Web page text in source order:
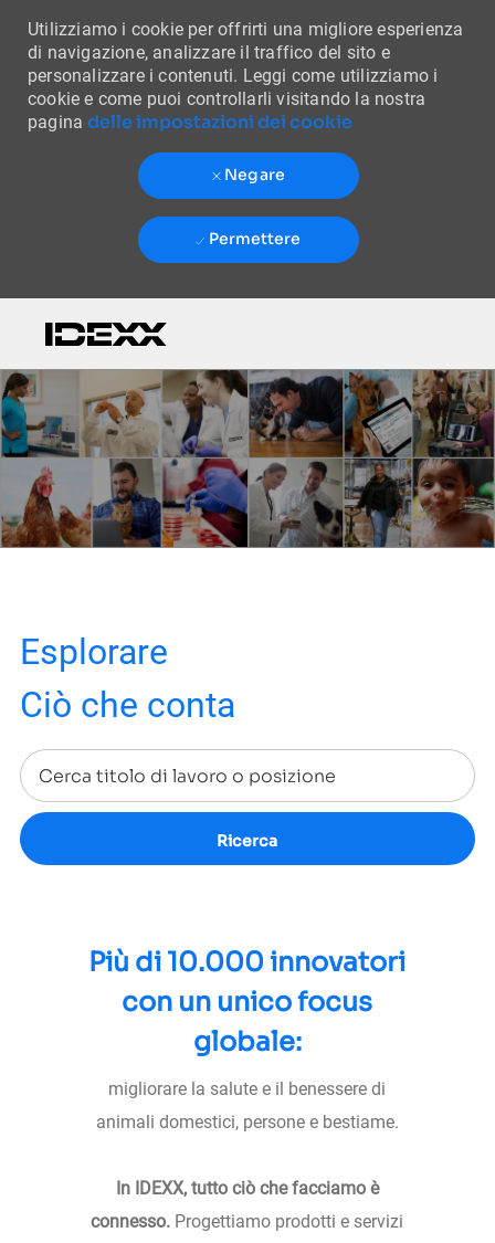
Utilizziamo i cookie per offrirti una migliore esperienza
di navigazione, analizzare il traffico del sito e
personalizzare i contenuti. Leggi come utilizziamo i
cookie e come puoi controllarli visitando la nostra
paginadelle impostazioni dei cookie
Negare
Permettere
Esplorare
Ciò che conta
Ricerca
Più di 10.000 innovatori
con un unico focus
globale:
migliorare la salute e il benessere di
animali domestici, persone e bestiame.
In IDEXX, tutto ciò che facciamo è
connesso. Progettiamo prodotti e servizi